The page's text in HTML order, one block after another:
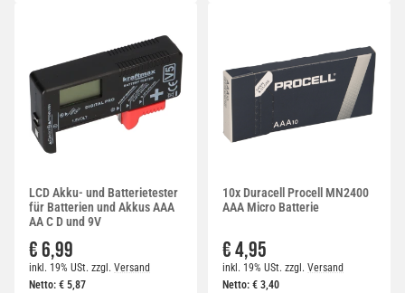
LCD Akku- und Batterietester
für Batterien und Akkus AAA
AA C D und 9V
€ 6,99
inkl. 19% USt. zzgl. Versand
Netto: € 5,87
10x Duracell Procell MN2400
AAA Micro Batterie
€ 4,95
inkl. 19% USt. zzgl. Versand
Netto: € 3,40